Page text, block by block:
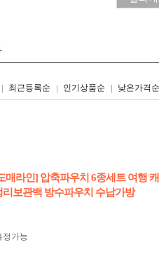
최근등록순 인기상품순 낮은가격순
리스트형갤러리형
매라인] 압축파우치 6종세트 여행
리보관백 방수파우치 수납가방
정가능